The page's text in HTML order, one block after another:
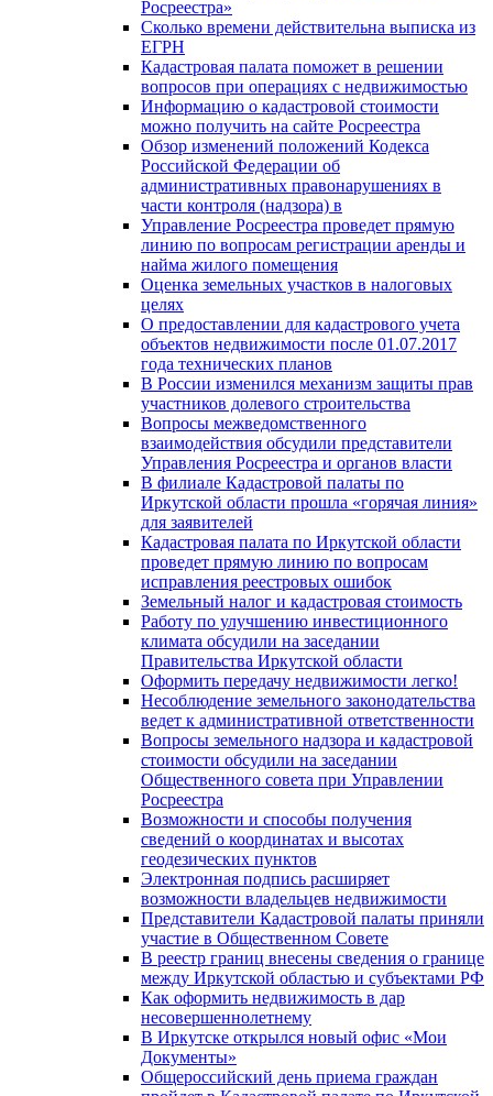
Росреестра»
Сколько времени действительна выписка из
ЕГРН
Кадастровая палата поможет в решении
вопросов при операциях с недвижимостью
Информацию о кадастровой стоимости
можно получить на сайте Росреестра
Обзор изменений положений Кодекса
Российской Федерации об
административных правонарушениях в
части контроля (надзора) в
Управление Росреестра проведет прямую
линию по вопросам регистрации аренды и
найма жилого помещения
Оценка земельных участков в налоговых
целях
О предоставлении для кадастрового учета
объектов недвижимости после 01.07.2017
года технических планов
В России изменился механизм защиты прав
участников долевого строительства
Вопросы межведомственного
взаимодействия обсудили представители
Управления Росреестра и органов власти
В филиале Кадастровой палаты по
Иркутской области прошла «горячая линия»
для заявителей
Кадастровая палата по Иркутской области
проведет прямую линию по вопросам
исправления реестровых ошибок
Земельный налог и кадастровая стоимость
Работу по улучшению инвестиционного
климата обсудили на заседании
Правительства Иркутской области
Оформить передачу недвижимости легко!
Несоблюдение земельного законодательства
ведет к административной ответственности
Вопросы земельного надзора и кадастровой
стоимости обсудили на заседании
Общественного совета при Управлении
Росреестра
Возможности и способы получения
сведений о координатах и высотах
геодезических пунктов
Электронная подпись расширяет
возможности владельцев недвижимости
Представители Кадастровой палаты приняли
участие в Общественном Совете
В реестр границ внесены сведения о границе
между Иркутской областью и субъектами РФ
Как оформить недвижимость в дар
несовершеннолетнему
В Иркутске открылся новый офис «Мои
Документы»
Общероссийский день приема граждан